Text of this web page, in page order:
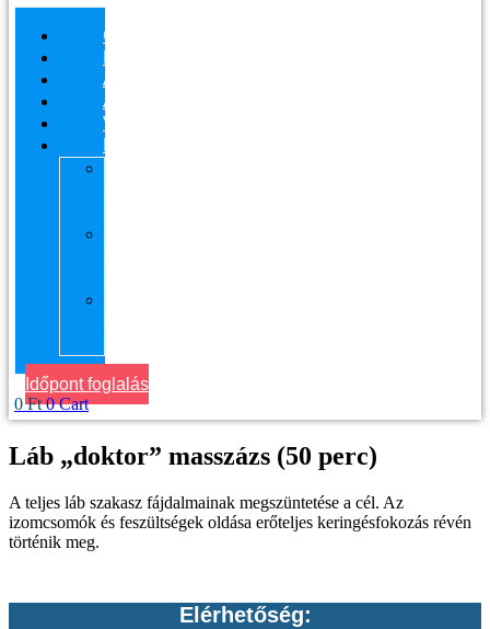
Csapatunk
Masszázsaink
Ajándékutalvány
Áraink
Visszajelzések
Helyszín
Időpont foglalás
0Ft 0 Cart
Láb „doktor” masszázs (50 perc)
A teljes láb szakasz fájdalmainak megszüntetése a cél. Az
izomcsomók és feszültségek oldása erőteljes keringésfokozás révén
történik meg.
Elérhetőség: